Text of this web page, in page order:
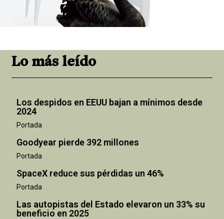
Lo más leído
Los despidos en EEUU bajan a mínimos desde
2024
Portada
Goodyear pierde 392 millones
Portada
SpaceX reduce sus pérdidas un 46%
Portada
Las autopistas del Estado elevaron un 33% su
beneficio en 2025